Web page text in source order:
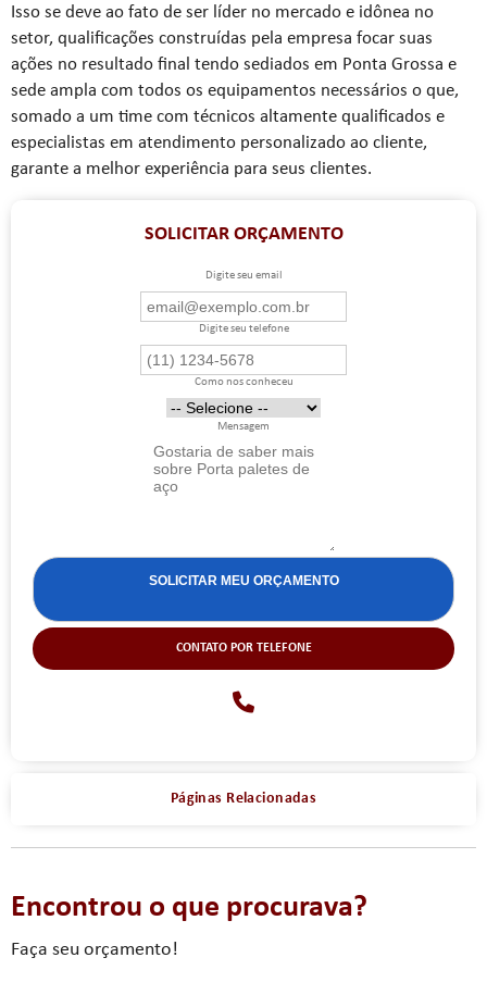
Isso se deve ao fato de ser líder no mercado e idônea no
setor, qualificações construídas pela empresa focar suas
ações no resultado final tendo sediados em Ponta Grossa e
sede ampla com todos os equipamentos necessários o que,
somado a um time com técnicos altamente qualificados e
especialistas em atendimento personalizado ao cliente,
garante a melhor experiência para seus clientes.
SOLICITAR ORÇAMENTO
Digite seu email
Digite seu telefone
Como nos conheceu
Mensagem
CONTATO POR TELEFONE
Páginas Relacionadas
Encontrou o que procurava?
Faça seu orçamento!